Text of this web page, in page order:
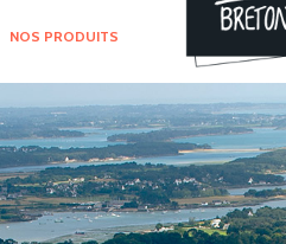
NOS PRODUITS